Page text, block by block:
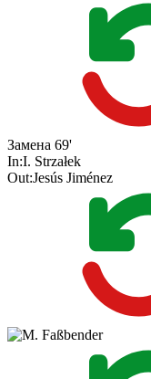
Замена 69'
In:I. Strzałek
Out:Jesús Jiménez